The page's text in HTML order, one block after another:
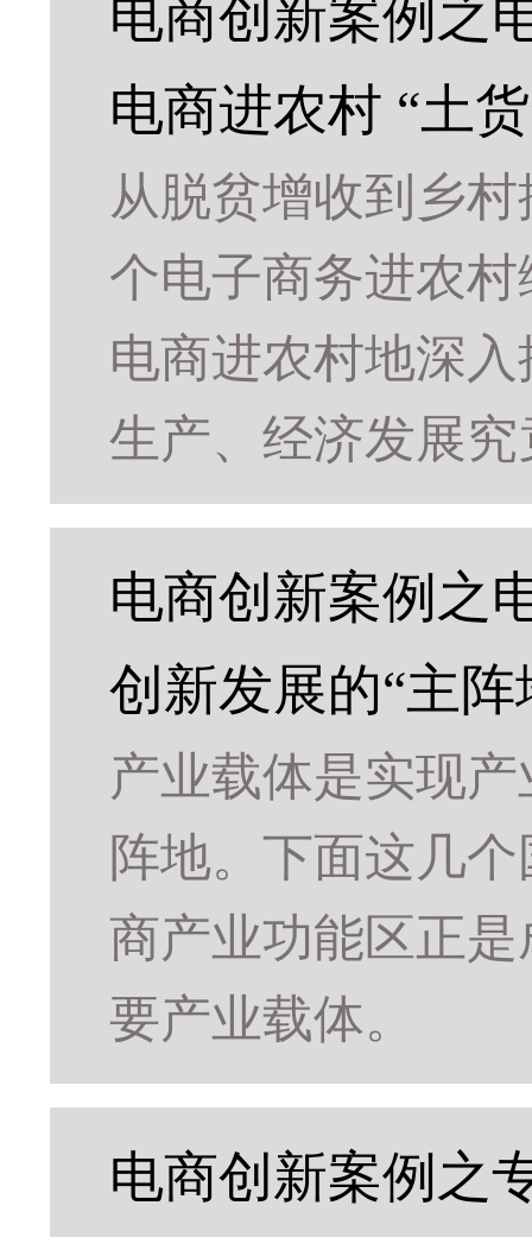
电商创新案例之
电商进农村 “土
从脱贫增收到乡
个电子商务进农
电商进农村地深
生产、经济发展
电商创新案例之
创新发展的“主阵
产业载体是实现
阵地。下面这几
商产业功能区正
要产业载体。
电商创新案例之